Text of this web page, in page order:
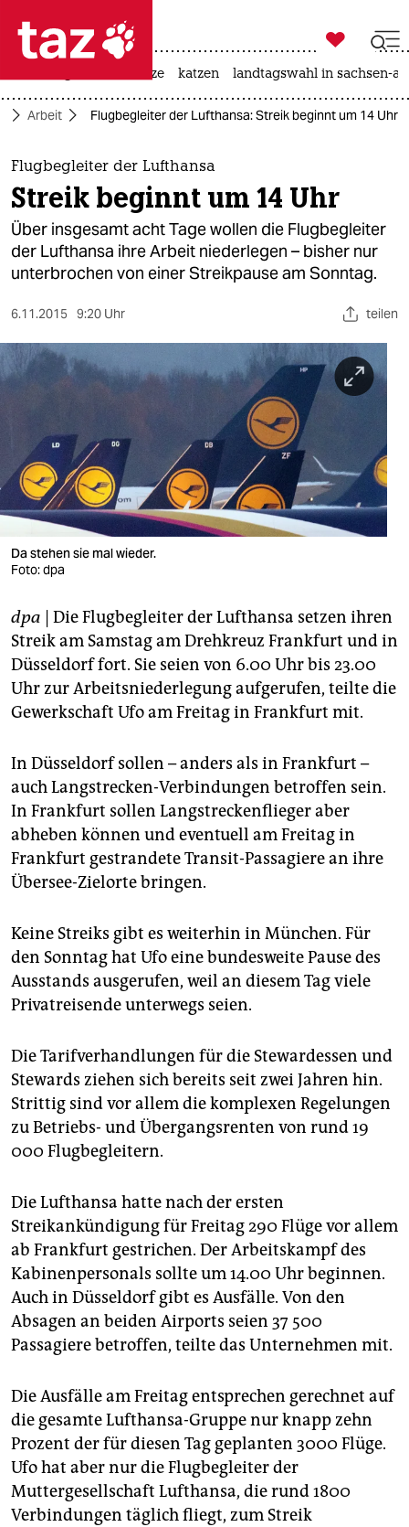
 taz zahl ich
taz zahl ich
themen
politik
öko
sport
nord
wahrheit
verlag
verlag
veranstaltungen
shop
fragen & hilfe
unterstützen
genossenschaft
epaper login

taz zahl ich
hitze katzen landtagswahl in sachsen-
Arbeit Flugbegleiter der Lufthansa: Streik beginnt um 14 Uhr
Flugbegleiter der Lufthansa
Streik beginnt um 14 Uhr
Über insgesamt acht Tage wollen die Flugbegleiter
der Lufthansa ihre Arbeit niederlegen – bisher nur
unterbrochen von einer Streikpause am Sonntag.
6.11.2015 9:20 Uhr teilen
Da stehen sie mal wieder.
Foto: dpa
dpa | Die Flugbegleiter der Lufthansa setzen ihren
Streik am Samstag am Drehkreuz Frankfurt und in
Düsseldorf fort. Sie seien von 6.00 Uhr bis 23.00
Uhr zur Arbeitsniederlegung aufgerufen, teilte die
Gewerkschaft Ufo am Freitag in Frankfurt mit.
In Düsseldorf sollen – anders als in Frankfurt –
auch Langstrecken-Verbindungen betroffen sein.
In Frankfurt sollen Langstreckenflieger aber
abheben können und eventuell am Freitag in
Frankfurt gestrandete Transit-Passagiere an ihre
Übersee-Zielorte bringen.
Keine Streiks gibt es weiterhin in München. Für
den Sonntag hat Ufo eine bundesweite Pause des
Ausstands ausgerufen, weil an diesem Tag viele
Privatreisende unterwegs seien.
Die Tarifverhandlungen für die Stewardessen und
Stewards ziehen sich bereits seit zwei Jahren hin.
Strittig sind vor allem die komplexen Regelungen
zu Betriebs- und Übergangsrenten von rund 19
000 Flugbegleitern.
Die Lufthansa hatte nach der ersten
Streikankündigung für Freitag 290 Flüge vor allem
ab Frankfurt gestrichen. Der Arbeitskampf des
Kabinenpersonals sollte um 14.00 Uhr beginnen.
Auch in Düsseldorf gibt es Ausfälle. Von den
Absagen an beiden Airports seien 37 500
Passagiere betroffen, teilte das Unternehmen mit.
Die Ausfälle am Freitag entsprechen gerechnet auf
die gesamte Lufthansa-Gruppe nur knapp zehn
Prozent der für diesen Tag geplanten 3000 Flüge.
Ufo hat aber nur die Flugbegleiter der
Muttergesellschaft Lufthansa, die rund 1800
Verbindungen täglich fliegt, zum Streik